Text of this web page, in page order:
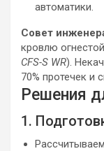
автоматики.
Совет
кровлю
CFS-S WR).
70% протечек и
Решения
1.